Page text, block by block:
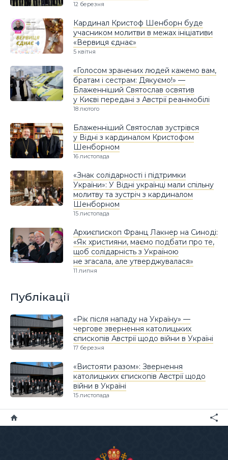
12 березня
Кардинал Кристоф Шенборн буде
учасником молитви в межах ініціативи
«Вервиця єднає»
5 квітня
«Голосом зранених людей кажемо вам,
братам і сестрам: Дякуємо!» —
Блаженніший Святослав освятив
у Києві передані з Австрії реанімобілі
18 лютого
Блаженніший Святослав зустрівся
у Відні з кардиналом Кристофом
Шенборном
16 листопада
«Знак солідарності і підтримки
України»: У Відні українці мали спільну
молитву та зустріч з кардиналом
Шенборном
15 листопада
Архиєпископ Франц Лакнер на Синоді:
«Як християни, маємо подбати про те,
щоб солідарність з Україною
не згасала, але утверджувалася»
11 липня
Публікації
«Рік після нападу на Україну» —
чергове звернення католицьких
єпископів Австрії щодо війни в Україні
17 березня
«Вистояти разом»: Звернення
католицьких єпископів Австрії щодо
війни в Україні
15 листопада